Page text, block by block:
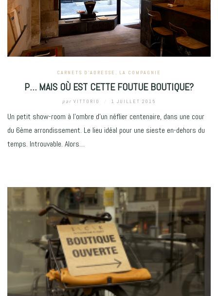
CARNETS D'ADRESSE , LA COMPAGNIE
P… MAIS OÙ EST CETTE FOUTUE BOUTIQUE?
par VITTORIO 1 JUILLET 2015
Un petit show-room à l’ombre d’un néflier centenaire, dans une cour
du 6ème arrondissement. Le lieu idéal pour une sieste en-dehors du
temps. Introuvable. Alors…